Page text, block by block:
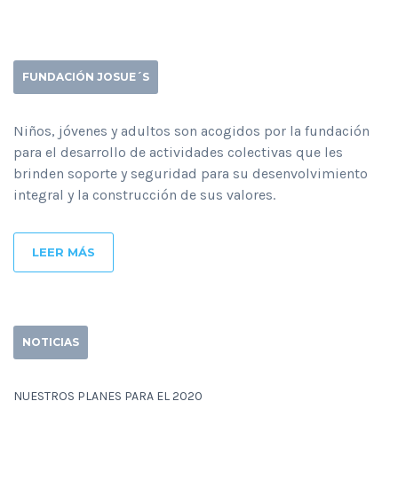
FUNDACIÓN JOSUE´S
Niños, jóvenes y adultos son acogidos por la fundación
para el desarrollo de actividades colectivas que les
brinden soporte y seguridad para su desenvolvimiento
integral y la construcción de sus valores.
LEER MÁS
NOTICIAS
NUESTROS PLANES PARA EL 2020